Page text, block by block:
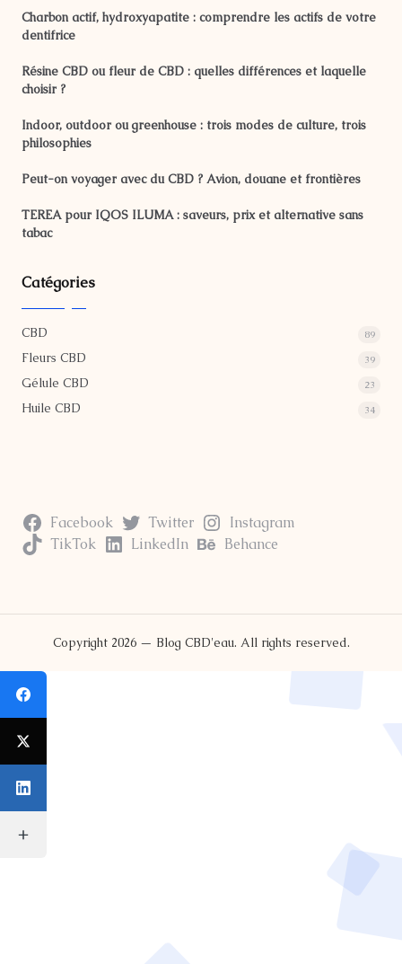
Charbon actif, hydroxyapatite : comprendre les actifs de votre
dentifrice
Résine CBD ou fleur de CBD : quelles différences et laquelle
choisir ?
Indoor, outdoor ou greenhouse : trois modes de culture, trois
philosophies
Peut-on voyager avec du CBD ? Avion, douane et frontières
TEREA pour IQOS ILUMA : saveurs, prix et alternative sans
tabac
Catégories
CBD 89
Fleurs CBD 39
Gélule CBD 23
Huile CBD 34
Facebook Twitter
Instagram
TikTok
LinkedIn Behance
Copyright 2026 — Blog CBD'eau. All rights reserved.